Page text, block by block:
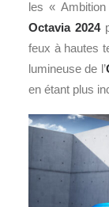
les «
Octavia 2024
feux à hautes
lumineuse de l’
en étant plus